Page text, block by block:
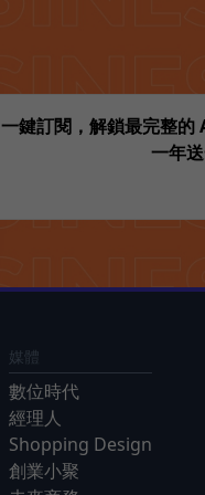
一鍵訂閱，解鎖最完整
一年
媒體
數位時代
經理人
Shopping Design
創業小聚